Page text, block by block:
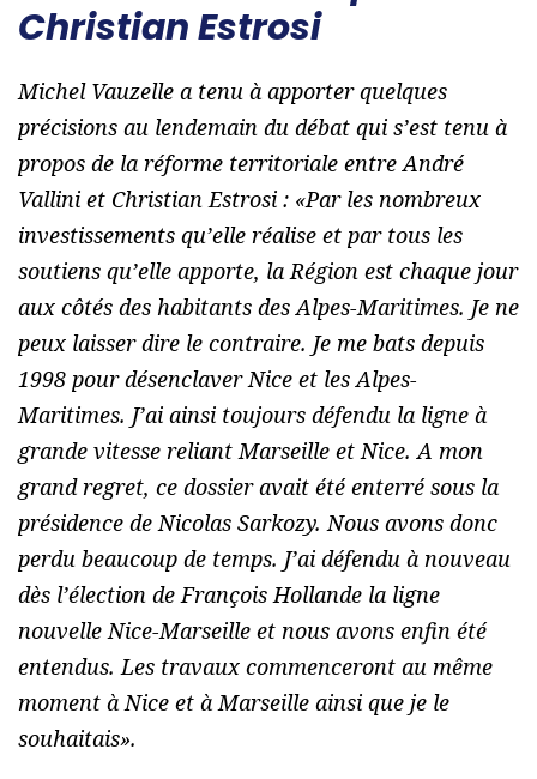
Christian Estrosi
Michel Vauzelle a tenu à apporter quelques
précisions au lendemain du débat qui s’est tenu à
propos de la réforme territoriale entre André
Vallini et Christian Estrosi : «Par les nombreux
investissements qu’elle réalise et par tous les
soutiens qu’elle apporte, la Région est chaque jour
aux côtés des habitants des Alpes-Maritimes. Je ne
peux laisser dire le contraire. Je me bats depuis
1998 pour désenclaver Nice et les Alpes-
Maritimes. J’ai ainsi toujours défendu la ligne à
grande vitesse reliant Marseille et Nice. A mon
grand regret, ce dossier avait été enterré sous la
présidence de Nicolas Sarkozy. Nous avons donc
perdu beaucoup de temps. J’ai défendu à nouveau
dès l’élection de François Hollande la ligne
nouvelle Nice-Marseille et nous avons enfin été
entendus. Les travaux commenceront au même
moment à Nice et à Marseille ainsi que je le
souhaitais».